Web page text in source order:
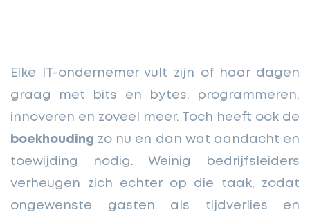
Elke IT-ondernemer vult zijn of haar dagen
graag met bits en bytes, programmeren,
innoveren en zoveel meer. Toch heeft ook de
boekhouding zo nu en dan wat aandacht en
toewijding nodig. Weinig bedrijfsleiders
verheugen zich echter op die taak, zodat
ongewenste gasten als tijdverlies en